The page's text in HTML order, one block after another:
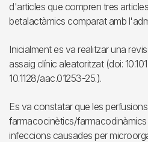
d'articles que compren tres
betalactàmics comparat amb
Inicialment es va realitzar una
assaig clínic aleatoritzat (doi:
10.1128/aac.01253-25.).
Es va constatar que les
farmacocinètics/
infeccions causades per